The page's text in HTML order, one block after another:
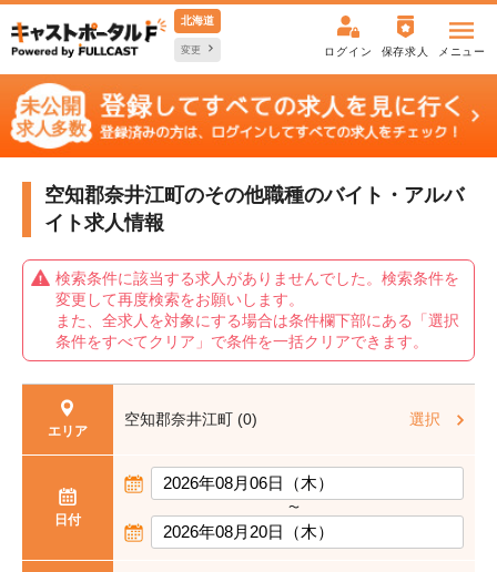
北海道
変更 ログイン 保存求人 メニュー
空知郡奈井江町のその他職種のバイト・アルバ
イト求人情報
検索条件に該当する求人がありませんでした。検索条件を
変更して再度検索をお願いします。
また、全求人を対象にする場合は条件欄下部にある「選択
条件をすべてクリア」で条件を一括クリアできます。
エリア
空知郡奈井江町 (0) 選択
日付
〜